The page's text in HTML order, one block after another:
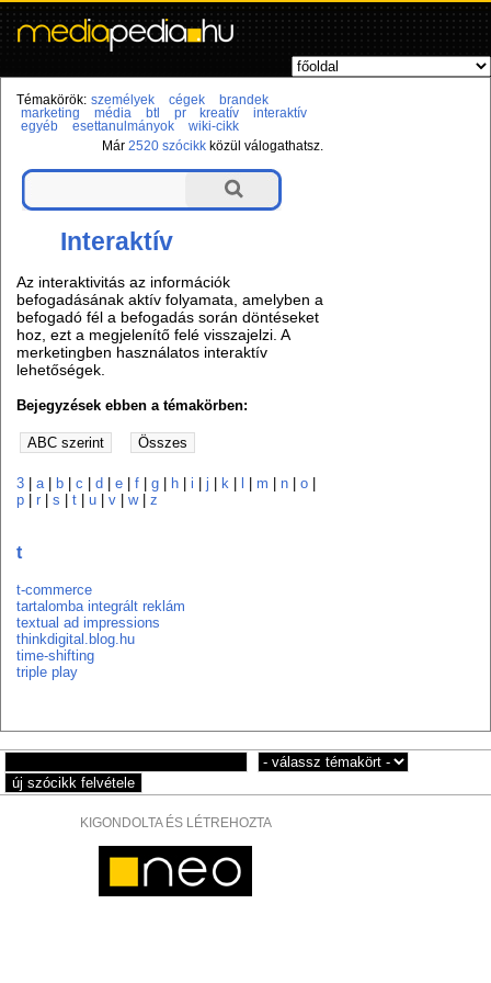
Témakörök: személyek cégek
brandek
marketing
média btl pr kreatív
interaktív
egyéb
esettanulmányok
wiki-cikk
Már2520 szócikk közül válogathatsz.
Interaktív
Az interaktivitás az információk
befogadásának aktív folyamata, amelyben a
befogadó fél a befogadás során döntéseket
hoz, ezt a megjelenítő felé visszajelzi. A
merketingben használatos interaktív
lehetőségek.
Bejegyzések ebben a témakörben:
3 |a| b |c |d |e |f |g h |i |j k |m |n |o
p |r |s |t |u |v |w|z
t
t-commerce
tartalomba integrált reklám
textual ad impressions
thinkdigital.blog.hu
time-shifting
triple play
KIGONDOLTA ÉS LÉTREHOZTA